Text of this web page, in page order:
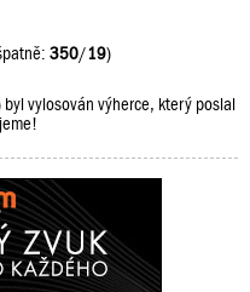
350/19)
vylosován výherce, který poslal